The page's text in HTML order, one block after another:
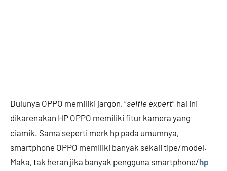
Dulunya OPPO memiliki jargon, “selfie expert” hal ini
dikarenakan HP OPPO memiliki fitur kamera yang
ciamik. Sama seperti merk hp pada umumnya,
smartphone OPPO memiliki banyak sekali tipe/model.
Maka, tak heran jika banyak pengguna smartphone/hp